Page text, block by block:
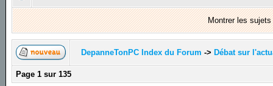
Montrer les
DepanneTonPC Index du Forum -> Débat sur
Page1 sur135